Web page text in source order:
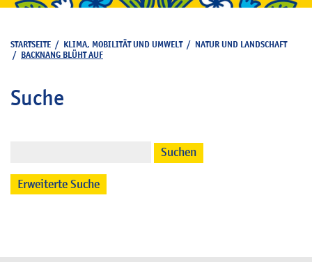
STARTSEITE / KLIMA, MOBILITÄT UND UMWELT/ NATUR UND LANDSCHAFT
/ BACKNANG BLÜHT AUF
Suche
Suchen
Erweiterte Suche